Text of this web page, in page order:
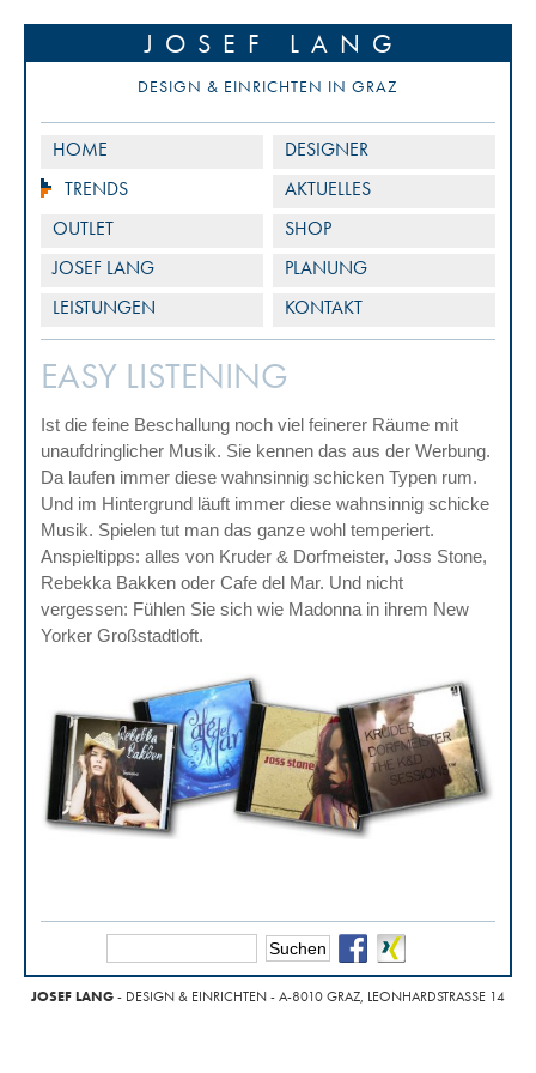
JOSEF LANG
DESIGN & EINRICHTEN IN GRAZ
HOME
DESIGNER
TRENDS
AKTUELLES
OUTLET
SHOP
JOSEF LANG
PLANUNG
LEISTUNGEN
KONTAKT
EASY LISTENING
Ist die feine Beschallung noch viel feinerer Räume mit
unaufdringlicher Musik. Sie kennen das aus der Werbung.
Da laufen immer diese wahnsinnig schicken Typen rum.
Und im Hintergrund läuft immer diese wahnsinnig schicke
Musik. Spielen tut man das ganze wohl temperiert.
Anspieltipps: alles von Kruder & Dorfmeister, Joss Stone,
Rebekka Bakken oder Cafe del Mar. Und nicht
vergessen: Fühlen Sie sich wie Madonna in ihrem New
Yorker Großstadtloft.
JOSEF LANG- DESIGN & EINRICHTEN - A-8010 GRAZ, LEONHARDSTRASSE 14